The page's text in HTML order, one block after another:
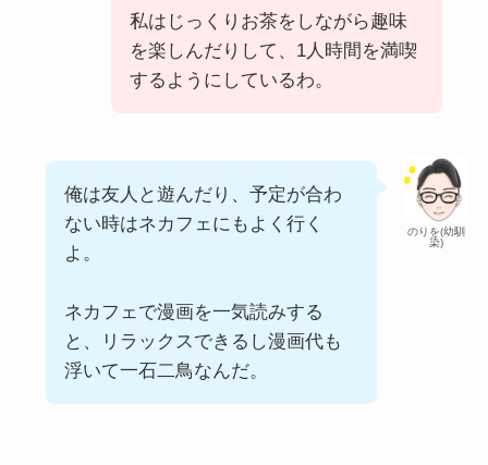
私はじっくりお茶をしながら趣味
を楽しんだりして、1人時間を満喫
するようにしているわ。
のりを(幼馴
染)
俺は友人と遊んだり、予定が合わ
ない時はネカフェにもよく行く
よ。
ネカフェで漫画を一気読みする
と、リラックスできるし漫画代も
浮いて一石二鳥なんだ。